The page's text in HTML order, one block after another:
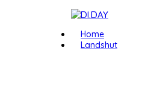
Home
Landshut